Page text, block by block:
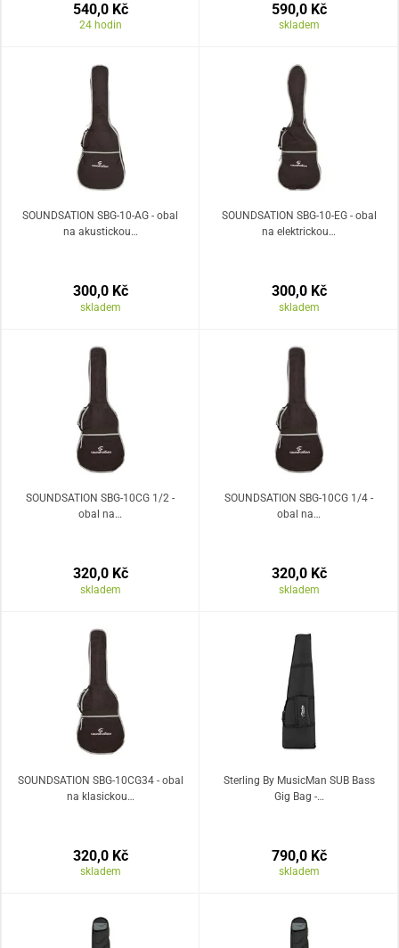
540,0 Kč
24 hodin
590,0 Kč
skladem
SOUNDSATION SBG-10-AG - obal
na akustickou…
300,0 Kč
skladem
SOUNDSATION SBG-10-EG - obal
na elektrickou…
300,0 Kč
skladem
SOUNDSATION SBG-10CG 1/2 -
obal na…
320,0 Kč
skladem
SOUNDSATION SBG-10CG 1/4 -
obal na…
320,0 Kč
skladem
SOUNDSATION SBG-10CG34 - obal
na klasickou…
320,0 Kč
skladem
Sterling By MusicMan SUB Bass
Gig Bag -…
790,0 Kč
skladem